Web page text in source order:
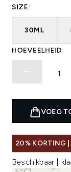
SIZE:
30ML
HOEVEELHEID
VOEG
20% KORTING |
Beschikbaar |